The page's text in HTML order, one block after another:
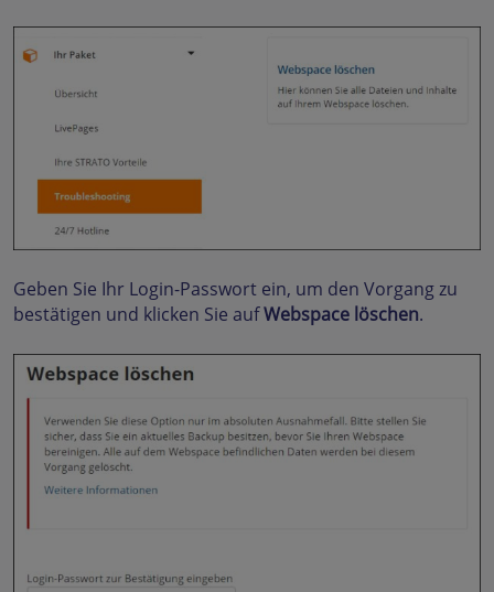
Geben Sie Ihr Login-Passwort ein, um den Vorgang zu
bestätigen und klicken Sie aufWebspace löschen.